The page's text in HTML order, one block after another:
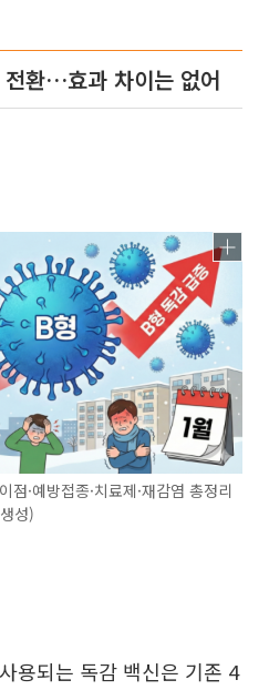
환…효과 차이는 없어
·예방접종·치료제·재감염 총정리
성)
용되는 독감 백신은 기존 4